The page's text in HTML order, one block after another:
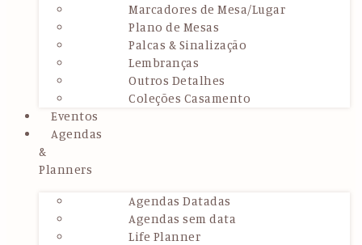
Marcadores de Mesa/Lugar
Plano de Mesas
Palcas & Sinalização
Lembranças
Outros Detalhes
Coleções Casamento
Eventos
Agendas
&
Planners
Agendas Datadas
Agendas sem data
Life Planner